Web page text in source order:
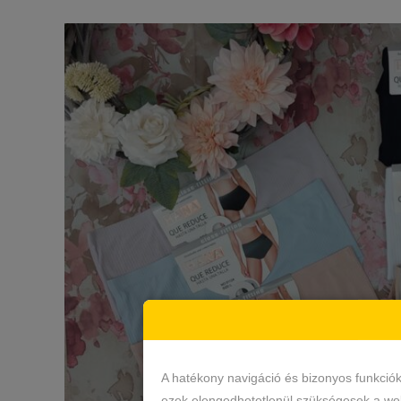
A hatékony navigáció és bizonyos